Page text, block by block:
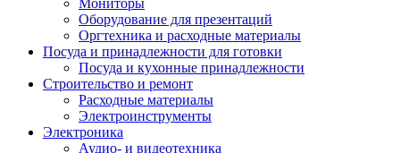
Мониторы
Оборудование для презентаций
Оргтехника и расходные материалы
Посуда и принадлежности для готовки
Посуда и кухонные принадлежности
Строительство и ремонт
Расходные материалы
Электроинструменты
Электроника
Аудио- и видеотехника